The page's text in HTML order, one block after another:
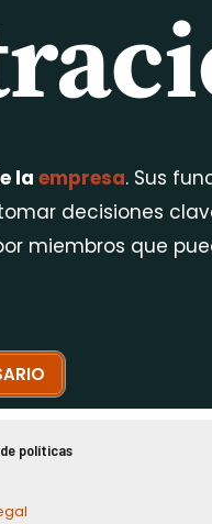
la empresa. Sus
decisiones
miembros que
políticas